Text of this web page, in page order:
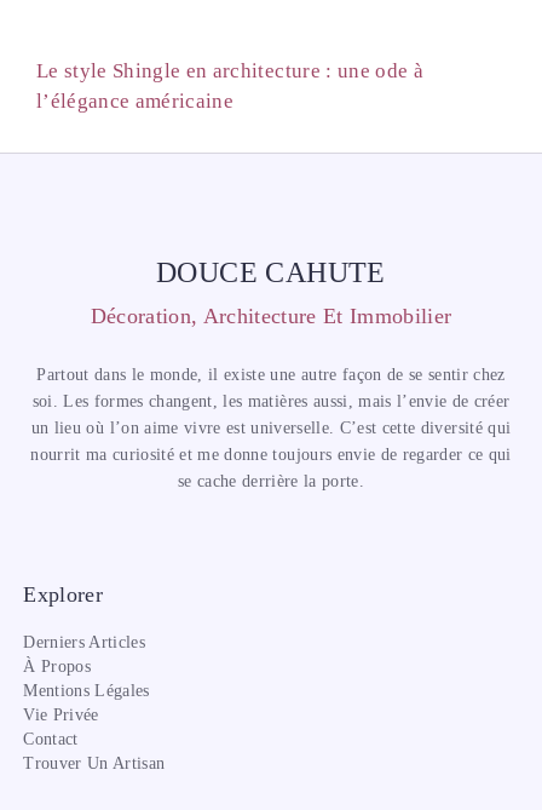
Le style Shingle en architecture : une ode à
l’élégance américaine
DOUCE CAHUTE
Décoration, Architecture Et Immobilier
Partout dans le monde, il existe une autre façon de se sentir chez
soi. Les formes changent, les matières aussi, mais l’envie de créer
un lieu où l’on aime vivre est universelle. C’est cette diversité qui
nourrit ma curiosité et me donne toujours envie de regarder ce qui
se cache derrière la porte.
Explorer
Derniers Articles
À Propos
Mentions Légales
Vie Privée
Contact
Trouver Un Artisan